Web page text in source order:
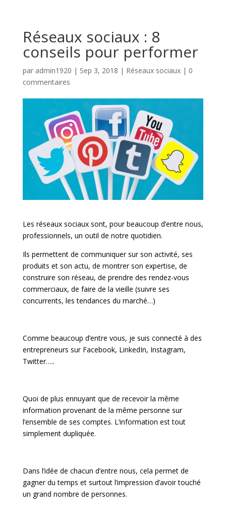
Réseaux sociaux : 8
conseils pour performer
par admin1920 | Sep 3, 2018 | Réseaux sociaux| 0
commentaires
Les réseaux sociaux sont, pour beaucoup d’entre nous,
professionnels, un outil de notre quotidien.
Ils permettent de communiquer sur son activité, ses
produits et son actu, de montrer son expertise, de
construire son réseau, de prendre des rendez-vous
commerciaux, de faire de la vieille (suivre ses
concurrents, les tendances du marché…)
Comme beaucoup d’entre vous, je suis connecté à des
entrepreneurs sur Facebook, LinkedIn, Instagram,
Twitter…..
Quoi de plus ennuyant que de recevoir la même
information provenant de la même personne sur
l’ensemble de ses comptes. L’information est tout
simplement dupliquée.
Dans l’idée de chacun d’entre nous, cela permet de
gagner du temps et surtout l’impression d’avoir touché
un grand nombre de personnes.